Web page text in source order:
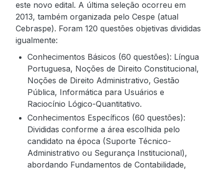
este novo edital. A última seleção ocorreu em
2013, também organizada pelo Cespe (atual
Cebraspe). Foram 120 questões objetivas divididas
igualmente:
Conhecimentos Básicos (60 questões): Língua
Portuguesa, Noções de Direito Constitucional,
Noções de Direito Administrativo, Gestão
Pública, Informática para Usuários e
Raciocínio Lógico-Quantitativo.
Conhecimentos Específicos (60 questões):
Divididas conforme a área escolhida pelo
candidato na época (Suporte Técnico-
Administrativo ou Segurança Institucional),
abordando Fundamentos de Contabilidade,